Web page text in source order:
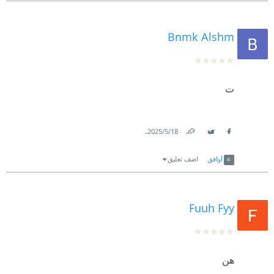
Bnmk Alshm
ت
18‏/5‏/2025
.
أوافق اضف تعليق
Fuuh Fyy
هن